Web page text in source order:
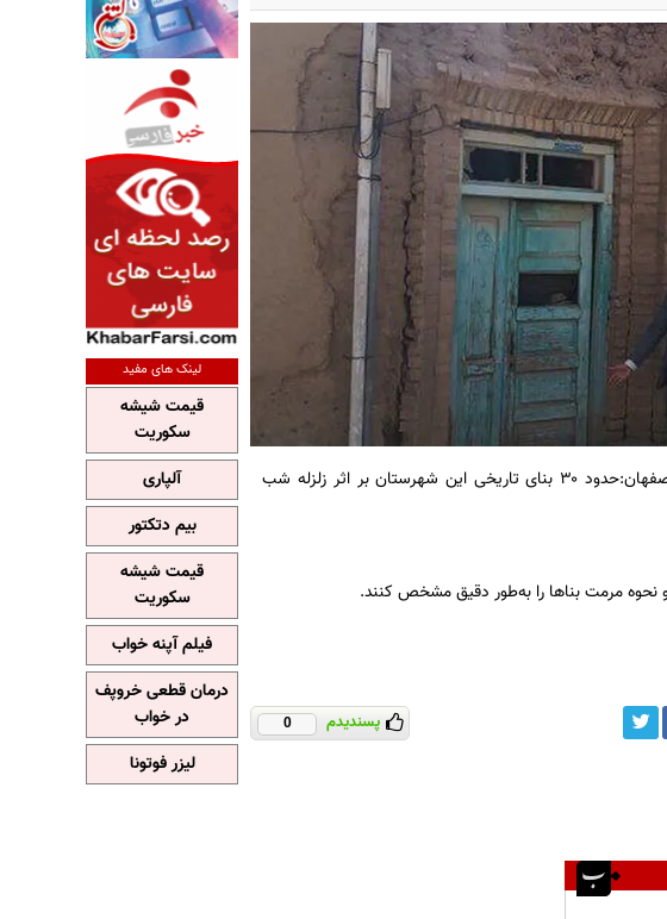
به نقل از ایسنا، رئیس میراث فرهنگی اردستان استان اصفهان:حدود ۳۰ بنای تاریخی این شهرستان بر اثر زلزله شب
مرمت بناها را به‌طور دقیق مشخص کنند.
پسندیدم 0
لینک های مفید
قیمت شیشه
سکوریت
آلپاری
بیم دتکتور
قیمت شیشه
سکوریت
فیلم آپنه خواب
درمان قطعی خروپف
در خواب
لیزر فوتونا